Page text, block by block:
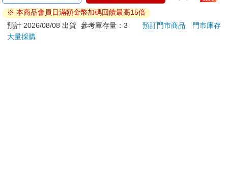
是梅遜，也就表示那根本沒有建立檔案。「請等一下，在我查詢
的同時，請把一些照片和任何你可能知道的線索用手機的電子郵
件寄過來。」
我走上樓，來到以前曾經用來存放東西的資料室，現在裡面完全
若非上列種類商品，均享有到貨7天的猶豫期（含例假
日）。
辦理退換貨時，商品（組合商品恕無法接受單獨退貨）必須
※ 本商品會員日滿額金幣加碼回饋最高15倍
預計 2026/08/08 出貨 參考庫存量：3 預訂門市商品
門市庫存
大量採購